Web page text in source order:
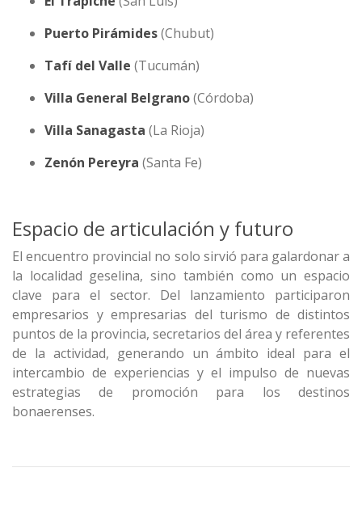
Puerto Pirámides(Chubut)
Tafí del Valle (Tucumán)
Villa General Belgrano(Córdoba)
Villa Sanagasta (La Rioja)
Zenón Pereyra (Santa Fe)
Espacio de articulación y futuro
El encuentro provincial no solo sirvió para galardonar a
la localidad geselina, sino también como un espacio
clave para el sector. Del lanzamiento participaron
empresarios y empresarias del turismo de distintos
puntos de la provincia, secretarios del área y referentes
de la actividad, generando un ámbito ideal para el
intercambio de experiencias y el impulso de nuevas
estrategias de promoción para los destinos
bonaerenses.